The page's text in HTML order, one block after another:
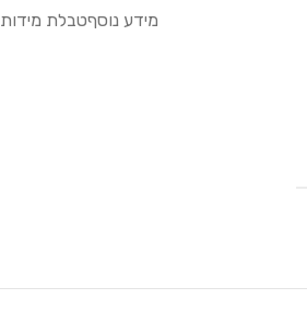
מידע נוסףטבלת מידות